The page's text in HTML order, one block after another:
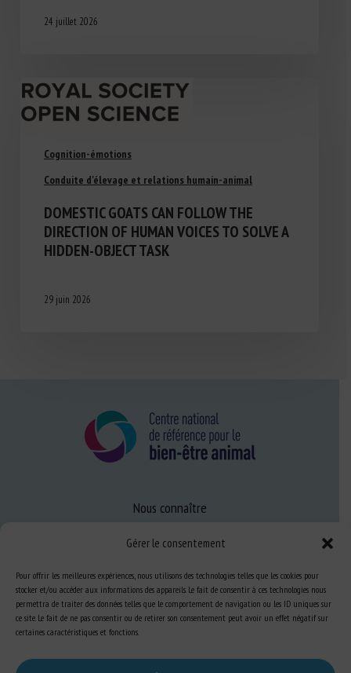
Gérer le consentement
Pour offrir les meilleures expériences, nous utilisons des technologies telles que les cookies pour
stocker et/ou accéder aux informations des appareils. Le fait de consentir à ces technologies nous
permettra de traiter des données telles que le comportement de navigation ou les ID uniques sur
ce site. Le fait de ne pas consentir ou de retirer son consentement peut avoir un effet négatif sur
certaines caractéristiques et fonctions.
24 juillet 2026
Cognition-émotions
Conduite d'élevage et relations humain-animal
DOMESTIC GOATS CAN FOLLOW THE
DIRECTION OF HUMAN VOICES TO SOLVE A
HIDDEN-OBJECT TASK
29 juin 2026
Nous connaître
Expertise
S’informer sur le BEA
Se former au BEA